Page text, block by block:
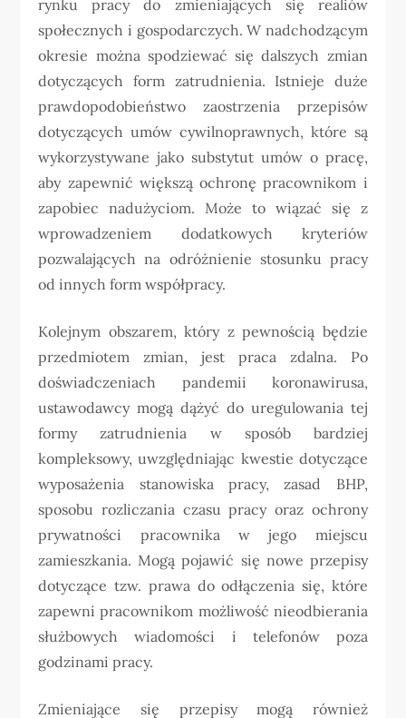
rynku pracy do zmieniających się realiów
społecznych i gospodarczych. W nadchodzącym
okresie można spodziewać się dalszych zmian
dotyczących form zatrudnienia. Istnieje duże
prawdopodobieństwo zaostrzenia przepisów
dotyczących umów cywilnoprawnych, które są
wykorzystywane jako substytut umów o pracę,
aby zapewnić większą ochronę pracownikom i
zapobiec nadużyciom. Może to wiązać się z
wprowadzeniem dodatkowych kryteriów
pozwalających na odróżnienie stosunku pracy
od innych form współpracy.
Kolejnym obszarem, który z pewnością będzie
przedmiotem zmian, jest praca zdalna. Po
doświadczeniach pandemii koronawirusa,
ustawodawcy mogą dążyć do uregulowania tej
formy zatrudnienia w sposób bardziej
kompleksowy, uwzględniając kwestie dotyczące
wyposażenia stanowiska pracy, zasad BHP,
sposobu rozliczania czasu pracy oraz ochrony
prywatności pracownika w jego miejscu
zamieszkania. Mogą pojawić się nowe przepisy
dotyczące tzw. prawa do odłączenia się, które
zapewni pracownikom możliwość nieodbierania
służbowych wiadomości i telefonów poza
godzinami pracy.
Zmieniające się przepisy mogą również